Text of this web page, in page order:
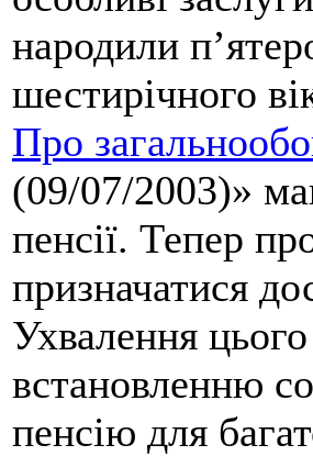
народили
шестирічного
Про
(09/07/2003)»
пенсії. Тепер
призначатися
Ухвалення
встановленню
пенсію для